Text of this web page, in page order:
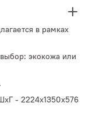
в рамках
экокожа или
- 2224х1350х576